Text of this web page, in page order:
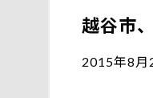
越谷市
2015年8月